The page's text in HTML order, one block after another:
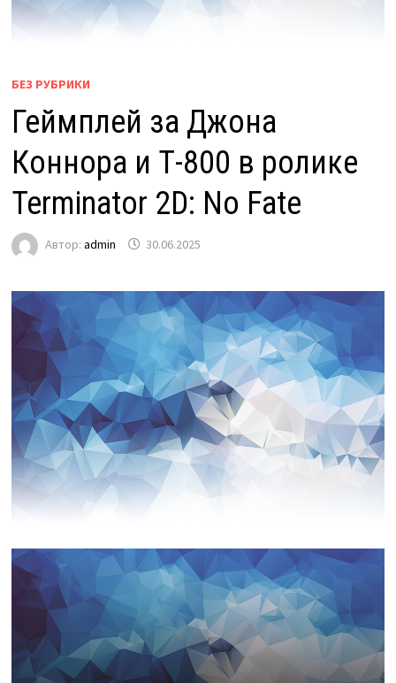
БЕЗ РУБРИКИ
Геймплей за Джона
Коннора и Т-800 в ролике
Terminator 2D: No Fate
Автор: admin 30.06.2025